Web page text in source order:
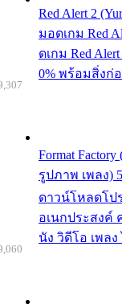
Red Alert 2
มอดเกม Red
ดเกม Red
0% พร้อมสิ่งก่
Format
รูปภาพ เพลง)
ดาวน์โหลดโป
อเนกประสงค์
นัง วิดีโอ เพล